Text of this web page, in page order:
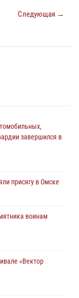
Следующая →
завершился в
присягу в Омске
воинам
«Вектор